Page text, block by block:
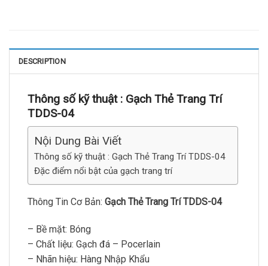
DESCRIPTION
Thông số kỹ thuật : Gạch Thẻ Trang Trí
TDDS-04
Nội Dung Bài Viết
Thông số kỹ thuật : Gạch Thẻ Trang Trí TDDS-04
Đặc điểm nổi bật của gạch trang trí
Thông Tin Cơ Bản: Gạch Thẻ Trang Trí TDDS-04
– Bề mặt: Bóng
– Chất liệu: Gạch đá – Pocerlain
– Nhãn hiệu: Hàng Nhập Khẩu